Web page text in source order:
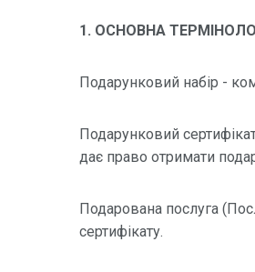
1. ОСНОВНА
Подарунковий набір -
Подарунковий
дає право отримати
Подарована послуга
сертифікату.